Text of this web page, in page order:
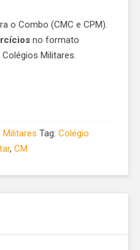
o Combo (CMC e CPM).
no formato
Militares.
Militares Tag: Colégio
, CM